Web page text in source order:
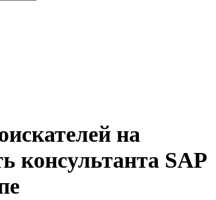
на
консультанта SAP